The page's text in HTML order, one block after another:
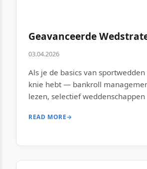
Geavanceerde
03.04.2026
Als je de basics van
knie hebt — bankroll
lezen, selectief
Het EK 2026 biedt door zijn
voor gevorderde strategieën. De
READ MORE→